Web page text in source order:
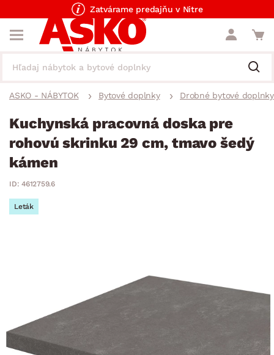
Zatvárame predajňu v Nitre
ASKO - NÁBYTOK Bytové doplnky Drobné bytové doplnky
Kuchynská pracovná doska pre
rohovú skrinku 29 cm, tmavo šedý
kámen
ID: 4612759.6
Leták